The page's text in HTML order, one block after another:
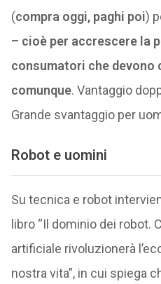
(compra oggi, paghi poi)
– cioè per accrescere la
consumatori che devono
comunque. Vantaggio
Grande svantaggio per
Robot e uomini
Su tecnica e robot
libro “Il dominio dei robot.
artificiale rivoluzionerà
nostra vita”, in cui spiega